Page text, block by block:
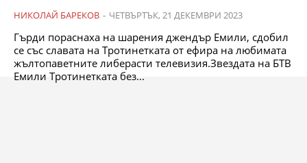
НИКОЛАЙ БАРЕКОВ - ЧЕТВЪРТЪК, 21 ДЕКЕМВРИ 2023
Гърди пораснаха на шарения джендър Емили, сдобил
се със славата на Тротинетката от ефира на любимата
жълтопаветните либерасти телевизия.Звездата на БТВ
Емили Тротинетката без...